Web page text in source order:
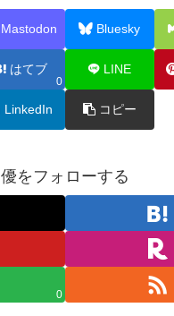
Mastodon Bluesky
はてブ
0
LINE
LinkedIn コピー
優をフォローする
0